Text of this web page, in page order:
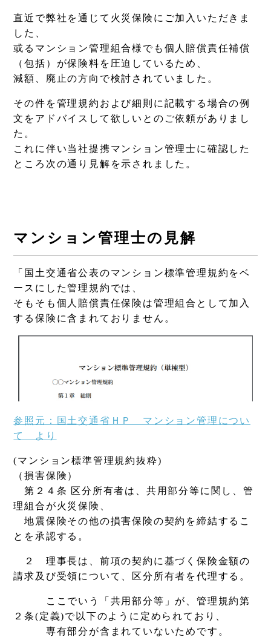
直近で弊社を通じて火災保険にご加入いただきま
した、
或るマンション管理組合様でも個人賠償責任補償
（包括）が保険料を圧迫しているため、
減額、廃止の方向で検討されていました。
その件を管理規約および細則に記載する場合の例
文をアドバイスして欲しいとのご依頼がありまし
た。
これに伴い当社提携マンション管理士に確認した
ところ次の通り見解を示されました。
マンション管理士の見解
「国土交通省公表のマンション標準管理規約をベ
ースにした管理規約では、
そもそも個人賠償責任保険は管理組合として加入
する保険に含まれておりません。
参照元：国土交通省ＨＰ マンション管理につい
て より
(マンション標準管理規約抜粋)
（損害保険）
第２４条 区分所有者は、共用部分等に関し、管
理組合が火災保険、
地震保険その他の損害保険の契約を締結するこ
とを承認する。
２ 理事長は、前項の契約に基づく保険金額の
請求及び受領について、区分所有者を代理する。
ここでいう「共用部分等」が、管理規約第
２条(定義)で以下のように定められており、
専有部分が含まれていないためです。